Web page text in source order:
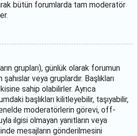
bütün forumlarda tam moderatör
grupları), günlük olarak forumun
veya gruplardır. Başlıkları
sahip olabilirler. Ayrıca
başlıkları kilitleyebilir, taşıyabilir,
moderatörlerin görevi, off-
ilgisi olmayan yanıtların veya
mesajların gönderilmesini